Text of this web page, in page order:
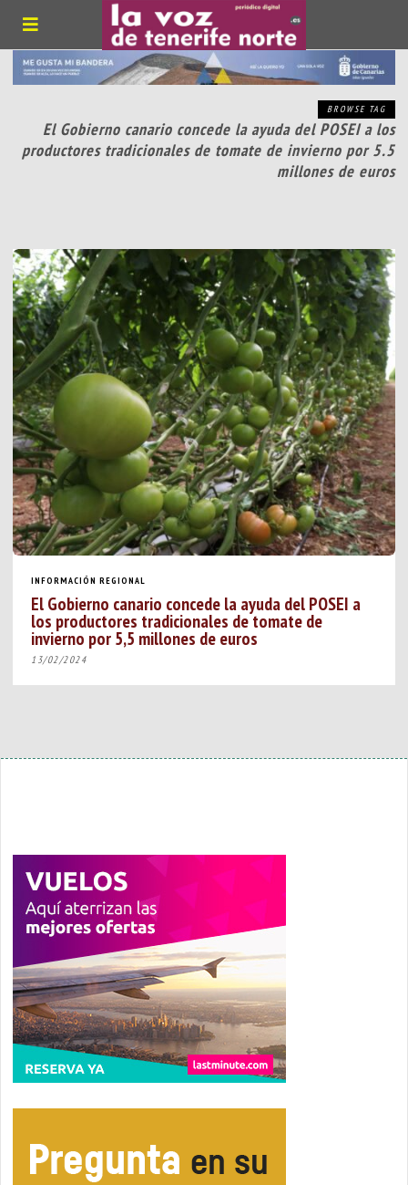
BROWSE TAG
El Gobierno canario concede la ayuda del POSEI a los
productores tradicionales de tomate de invierno por 5.5
millones de euros
INFORMACIÓN REGIONAL
El Gobierno canario concede la ayuda del POSEI a
los productores tradicionales de tomate de
invierno por 5,5 millones de euros
13/02/2024